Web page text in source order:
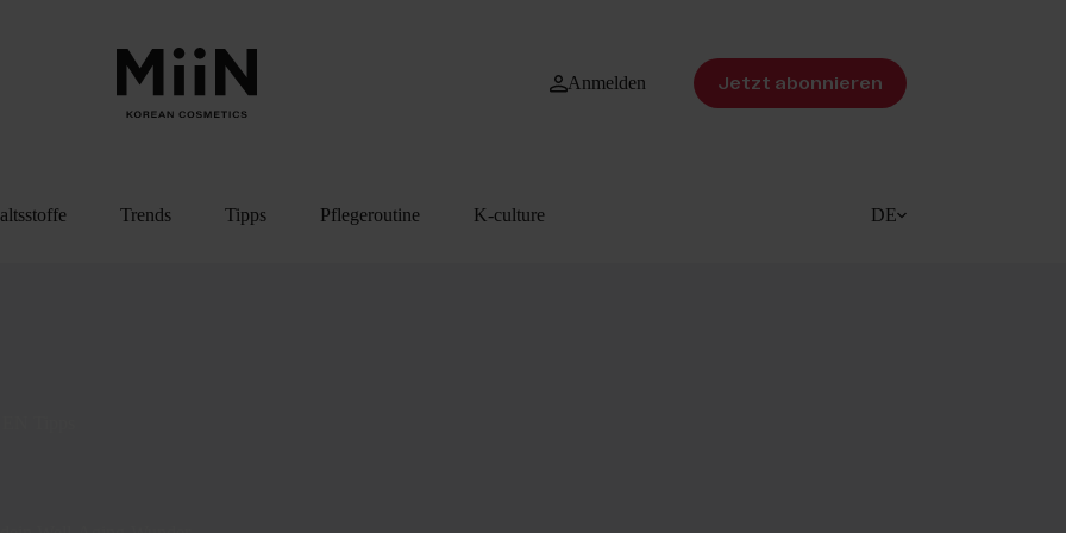
Anmelden
Jetzt abonnieren
Trends Tipps Pflegeroutine K-culture DE